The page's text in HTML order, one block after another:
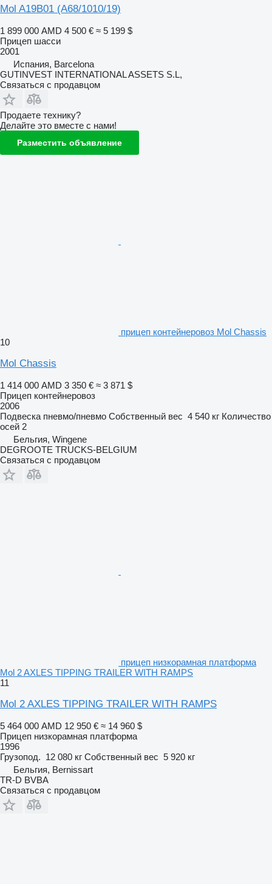
Mol A19B01 (A68/1010/19)
1 899 000 AMD 4 500 € ≈ 5 199 $
Прицеп шасси
2001
Испания, Barcelona
GUTINVEST INTERNATIONAL ASSETS S.L,
Связаться с продавцом
Продаете технику?
Делайте это вместе с нами!
Разместить объявление
прицеп контейнеровоз Mol Chassis
10
Mol Chassis
1 414 000 AMD 3 350 € ≈ 3 871 $
Прицеп контейнеровоз
2006
Подвеска пневмо/пневмо Собственный вес 4 540 кг Количество
осей 2
Бельгия, Wingene
DEGROOTE TRUCKS-BELGIUM
Связаться с продавцом
прицеп низкорамная платформа
Mol 2 AXLES TIPPING TRAILER WITH RAMPS
11
Mol 2 AXLES TIPPING TRAILER WITH RAMPS
5 464 000 AMD 12 950 € ≈ 14 960 $
Прицеп низкорамная платформа
1996
Грузопод. 12 080 кг Собственный вес 5 920 кг
Бельгия, Bernissart
TR-D BVBA
Связаться с продавцом